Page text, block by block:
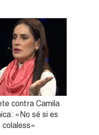
contra Camila
«No sé si es